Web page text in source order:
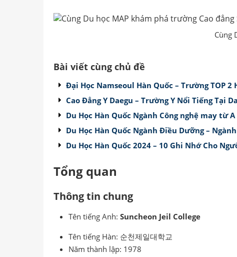
Cùng
Bài viết cùng chủ đề
Đại Học Namseoul Hàn Quốc – Trường TOP 2
Cao Đẳng Y Daegu – Trường Y Nổi Tiếng Tại
Du Học Hàn Quốc Ngành Công nghệ may từ A
Du Học Hàn Quốc Ngành Điều Dưỡng –
Du Học Hàn Quốc 2024 – 10 Ghi Nhớ Cho
Tổng quan
Thông tin chung
Tên tiếng Anh: Suncheon Jeil College
Tên tiếng Hàn: 순천제일대학교
Năm thành lập: 1978